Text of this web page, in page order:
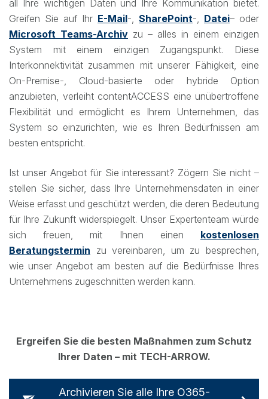
all Ihre wichtigen Daten und Ihre Kommunikation bietet.
Greifen Sie auf Ihr E-Mail-, SharePoint-, Datei– oder
Microsoft Teams-Archiv zu – alles in einem einzigen
System mit einem einzigen Zugangspunkt. Diese
Interkonnektivität zusammen mit unserer Fähigkeit, eine
On-Premise-, Cloud-basierte oder hybride Option
anzubieten, verleiht contentACCESS eine unübertroffene
Flexibilität und ermöglicht es Ihrem Unternehmen, das
System so einzurichten, wie es Ihren Bedürfnissen am
besten entspricht.
Ist unser Angebot für Sie interessant? Zögern Sie nicht –
stellen Sie sicher, dass Ihre Unternehmensdaten in einer
Weise erfasst und geschützt werden, die deren Bedeutung
für Ihre Zukunft widerspiegelt. Unser Expertenteam würde
sich freuen, mit Ihnen einen kostenlosen
Beratungstermin zu vereinbaren, um zu besprechen,
wie unser Angebot am besten auf die Bedürfnisse Ihres
Unternehmens zugeschnitten werden kann.
Ergreifen Sie die besten Maßnahmen zum Schutz
Ihrer Daten – mit TECH-ARROW.
Archivieren Sie alle Ihre O365-